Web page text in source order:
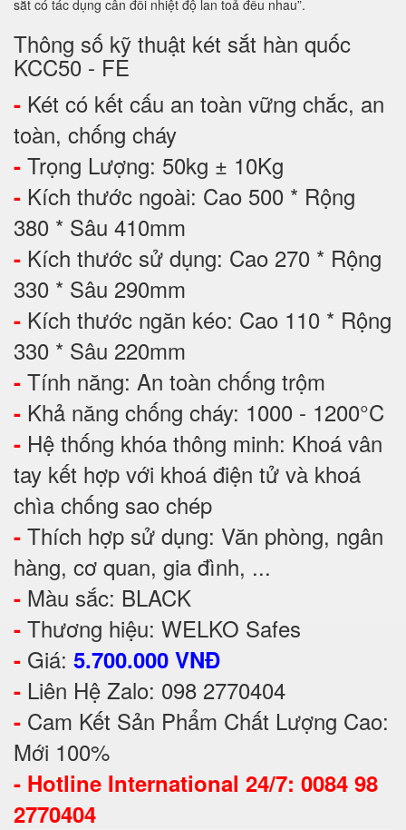
sắt có tác dụng cân đối nhiệt độ lan toả đều nhau”.
Thông số kỹ thuật két sắt hàn quốc
KCC50 - FE
- Két có kết cấu an toàn vững chắc, an
toàn, chống cháy
- Trọng Lượng: 50kg ± 10Kg
- Kích thước ngoài: Cao 500 * Rộng
380 * Sâu 410mm
- Kích thước sử dụng: Cao 270 * Rộng
330 * Sâu 290mm
- Kích thước ngăn kéo: Cao 110 * Rộng
330 * Sâu 220mm
- Tính năng: An toàn chống trộm
- Khả năng chống cháy: 1000 - 1200°C
- Hệ thống khóa thông minh: Khoá vân
tay kết hợp với khoá điện tử và khoá
chìa chống sao chép
- Thích hợp sử dụng: Văn phòng, ngân
hàng, cơ quan, gia đình, ...
- Màu sắc: BLACK
- Thương hiệu: WELKO Safes
- Giá: 5.700.000 VNĐ
- Liên Hệ Zalo: 098 2770404
- Cam Kết Sản Phẩm Chất Lượng Cao:
Mới 100%
- Hotline International 24/7: 0084 98
2770404